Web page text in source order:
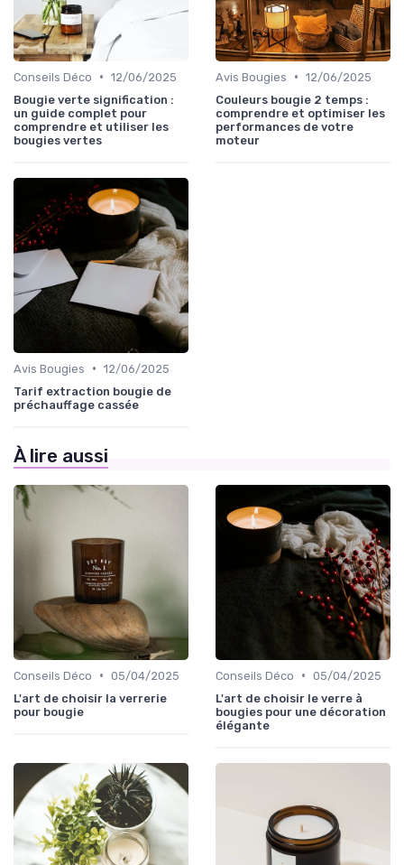
Conseils Déco • 12/06/2025
Bougie verte signification :
un guide complet pour
comprendre et utiliser les
bougies vertes
Avis Bougies • 12/06/2025
Couleurs bougie 2 temps :
comprendre et optimiser les
performances de votre
moteur
Avis Bougies • 12/06/2025
Tarif extraction bougie de
préchauffage cassée
À lire aussi
Conseils Déco • 05/04/2025
L'art de choisir la verrerie
pour bougie
Conseils Déco • 05/04/2025
L'art de choisir le verre à
bougies pour une décoration
élégante